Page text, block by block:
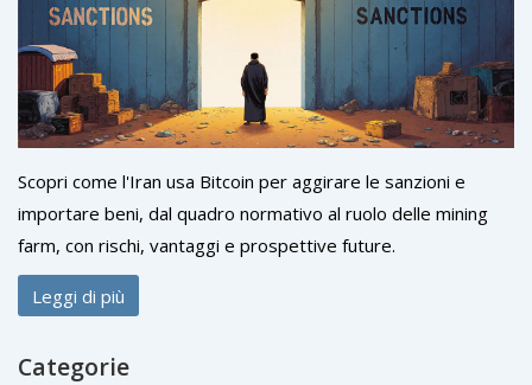
Scopri come l'Iran usa Bitcoin per aggirare le sanzioni e
importare beni, dal quadro normativo al ruolo delle mining
farm, con rischi, vantaggi e prospettive future.
Leggi di più
Categorie